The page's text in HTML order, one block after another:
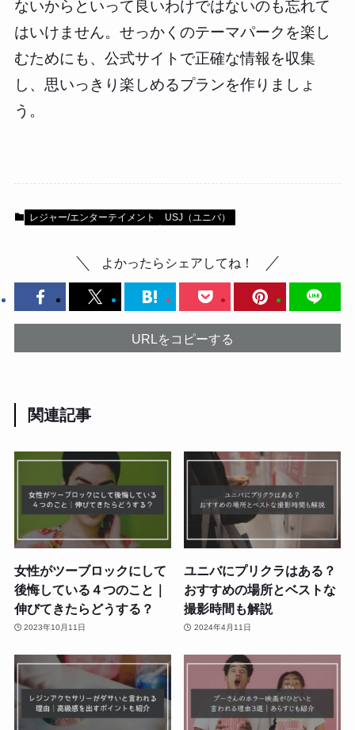
ないからといって良いわけではないのも忘れて
はいけません。せっかくのテーマパークを楽し
むためにも、公式サイトで正確な情報を収集
し、思いっきり楽しめるプランを作りましょ
う。
レジャー/エンターテイメント USJ（ユニバ）
よかったらシェアしてね！
URLをコピーする
関連記事
女性がツーブロックにして
後悔している４つのこと｜
伸びてきたらどうする？
2023年10月11日
ユニバにプリクラはある？
おすすめの場所とベストな
撮影時間も解説
2024年4月11日